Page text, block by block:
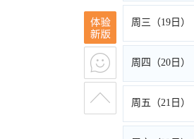
周三（19日）
周四（20日）
周五（21日）